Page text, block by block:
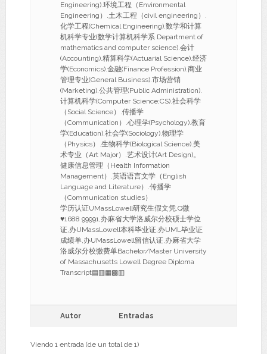
Engineering).环境工程（Environmental
Engineering）.土木工程（civil engineering）.
化学工程(Chemical Engineering).数学和计算
机科学专业(数学计算机科学系 Department of
mathematics and computer science).会计
(Accounting).精算科学(Actuarial Science).经济
学(Economics).金融(Finance Profession).商业
管理专业(General Business).市场营销
(Marketing).公共管理(Public Administration).
计算机科学(Computer Science;CS).社会科学
（Social Science）.传播学
（Communication）.心理学(Psychology).教育
学(Education).社会学(Sociology).物理学
（Physics）.生物科学(Biological Science).美
术专业（Art Major）.艺术设计(Art Design)。
健康信息管理（Health Information
Management）.英语语言文学（English
Language and Literature）.传播学
（Communication studies）
学历认证UMassLowell研究生假文凭,Q微
♥1688 99991,办麻省大学洛威尔分校硕士学位
证,办UMassLowell本科毕业证,办UML毕业证
成绩单,办UMassLowell留信认证,办麻省大学
洛威尔分校缴费单Bachelor/Master University
of Massachusetts Lowell Degree Diploma
Transcript▤▥▦▩▥
Autor Entradas
Viendo 1 entrada (de un total de 1)